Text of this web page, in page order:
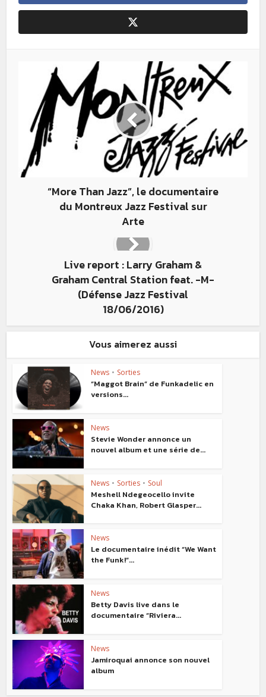
“More Than Jazz”, le documentaire
du Montreux Jazz Festival sur
Arte
Live report : Larry Graham &
Graham Central Station feat. -M-
(Défense Jazz Festival
18/06/2016)
Vous aimerez aussi
News • Sorties
“Maggot Brain” de Funkadelic en
versions...
News
Stevie Wonder annonce un
nouvel album et une série de...
News • Sorties • Soul
Meshell Ndegeocello invite
Chaka Khan, Robert Glasper...
News
Le documentaire inédit “We Want
the Funk!”...
News
Betty Davis live dans le
documentaire “Riviera...
News
Jamiroquai annonce son nouvel
album